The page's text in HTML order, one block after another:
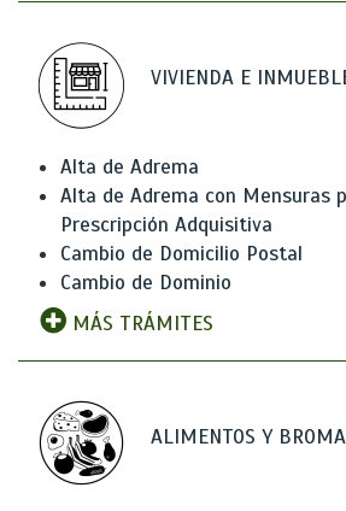
VIVIENDA E
Alta de Adrema
Alta de Adrema con Mensuras
Prescripción Adquisitiva
Cambio de Domicilio Postal
Cambio de Dominio
MÁS TRÁMITES
ALIMENTOS Y